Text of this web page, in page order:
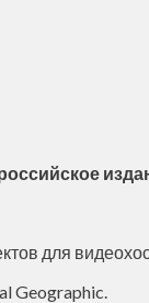
для
Geographic.